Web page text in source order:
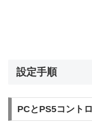
設定手順
PCとPS5コント